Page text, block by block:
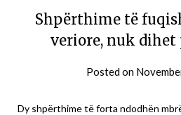
Shpërthime të
veriore, nuk
Posted on
Dy shpërthime të forta ndodhën